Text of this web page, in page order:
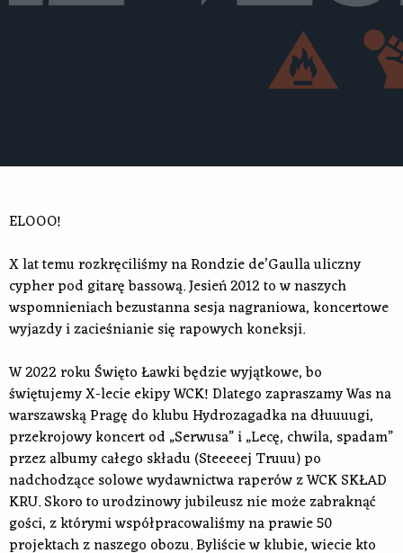
ELOOO!
X lat temu rozkręciliśmy na Rondzie de’Gaulla uliczny
cypher pod gitarę bassową. Jesień 2012 to w naszych
wspomnieniach bezustanna sesja nagraniowa, koncertowe
wyjazdy i zacieśnianie się rapowych koneksji.
W 2022 roku Święto Ławki będzie wyjątkowe, bo
świętujemy X-lecie ekipy WCK! Dlatego zapraszamy Was na
warszawską Pragę do klubu Hydrozagadka na dłuuuugi,
przekrojowy koncert od „Serwusa” i „Lecę, chwila, spadam”
przez albumy całego składu (Steeeeej Truuu) po
nadchodzące solowe wydawnictwa raperów z WCK SKŁAD
KRU. Skoro to urodzinowy jubileusz nie może zabraknąć
gości, z którymi współpracowaliśmy na prawie 50
projektach z naszego obozu. Byliście w klubie, wiecie kto